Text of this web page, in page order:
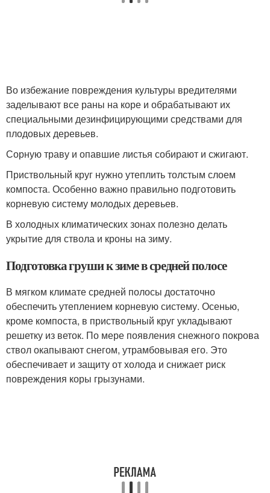
Во избежание повреждения культуры вредителями
заделывают все раны на коре и обрабатывают их
специальными дезинфицирующими средствами для
плодовых деревьев.
Сорную траву и опавшие листья собирают и сжигают.
Приствольный круг нужно утеплить толстым слоем
компоста. Особенно важно правильно подготовить
корневую систему молодых деревьев.
В холодных климатических зонах полезно делать
укрытие для ствола и кроны на зиму.
Подготовка груши к зиме в средней полосе
В мягком климате средней полосы достаточно
обеспечить утеплением корневую систему. Осенью,
кроме компоста, в приствольный круг укладывают
решетку из веток. По мере появления снежного покрова
ствол окапывают снегом, утрамбовывая его. Это
обеспечивает и защиту от холода и снижает риск
повреждения коры грызунами.